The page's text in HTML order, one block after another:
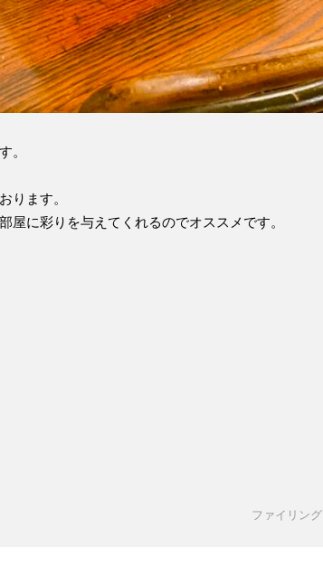
。
ります。
に彩りを与えてくれるのでオススメです。
ファイリン